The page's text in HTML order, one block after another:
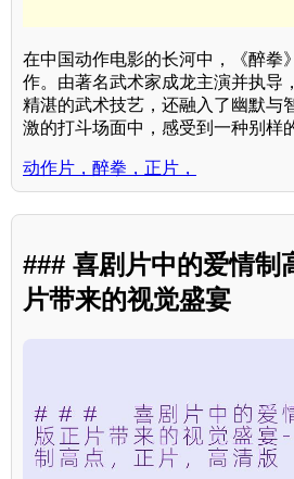
在中国动作电影的长河中，《醉拳
作。由著名武术家成龙主演并执导
精湛的武术技艺，还融入了幽默与
激的打斗场面中，感受到一种别样
动作片，醉拳，正片，
### 喜剧片中的爱情制
片带来的视觉盛宴